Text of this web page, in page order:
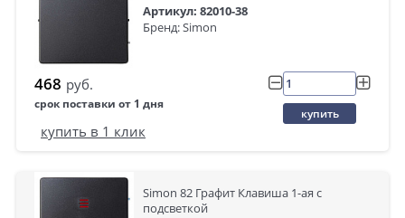
Артикул: 82010-38
Бренд: Simon
468 руб.
срок поставки от 1 дня
купить
купить в 1 клик
Simon 82 Графит Клавиша 1-ая с
подсветкой